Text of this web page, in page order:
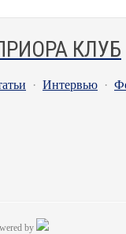
КЛУБ
· Интервью ·
by